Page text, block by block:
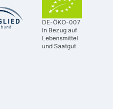
DE-ÖKO-007
In Bezug auf
Lebensmittel
und Saatgut